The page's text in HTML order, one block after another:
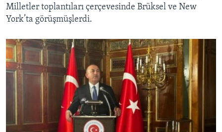
Milletler toplantıları çerçevesinde Brüksel ve New
York’ta görüşmüşlerdi.